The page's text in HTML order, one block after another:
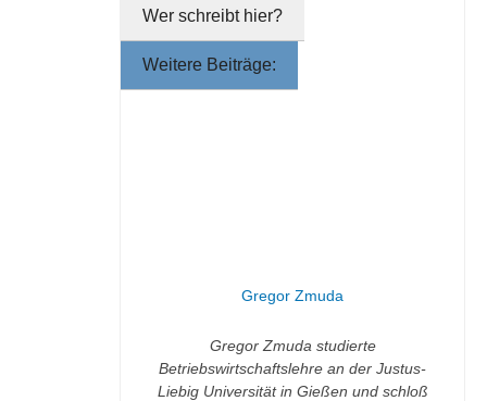
Wer schreibt hier?
Weitere Beiträge:
Gregor Zmuda
Gregor Zmuda studierte
Betriebswirtschaftslehre an der Justus-
Liebig Universität in Gießen und schloß